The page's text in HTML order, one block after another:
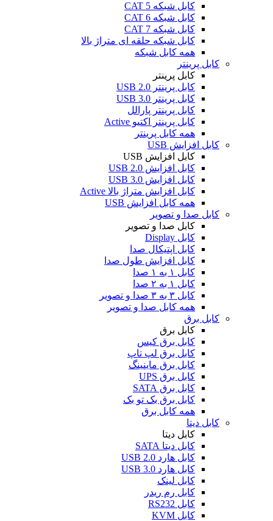
کابل شبکه CAT 5
کابل شبکه CAT 6
کابل شبکه CAT 7
کابل شبکه حلقه ای متراژ بالا
همه کابل شبکه
کابل پرینتر
کابل پرینتر
کابل پرینتر USB 2.0
کابل پرینتر USB 3.0
کابل پرینتر پارالل
کابل پرینتر اکتیو Active
همه کابل پرینتر
کابل افزایش USB
کابل افزایش USB
کابل افزایش USB 2.0
کابل افزایش USB 3.0
کابل افزایش متراژ بالا Active
همه کابل افزایش USB
کابل صدا و تصویر
کابل صدا و تصویر
کابل Display
کابل اپتیکال صدا
کابل افزایش طول صدا
کابل ۱ به ۱ صدا
کابل ۱ به ۲ صدا
کابل ۳ به ۳ صدا و تصویر
همه کابل صدا و تصویر
کابل برق
کابل برق
کابل برق کیس
کابل برق لپ تاپ
کابل برق ماینینگ
کابل برق UPS
کابل برق SATA
کابل برق بک تو بک
همه کابل برق
کابل دیتا
کابل دیتا
کابل دیتا SATA
کابل هارد USB 2.0
کابل هارد USB 3.0
کابل لینک
کابل رم ریدر
کابل RS232
کابل KVM